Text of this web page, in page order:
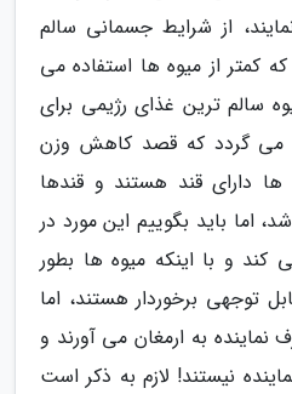
از شرایط جسمانی سالم
کمتر از میوه ها استفاده می
سالم ترین غذای رژیمی برای
می گردد که قصد کاهش وزن
ها دارای قند هستند و قندها
اما باید بگوییم این مورد در
و با اینکه میوه ها بطور
توجهی برخوردار هستند، اما
نماینده به ارمغان می آورند و
نیستند! لازم به ذکر است